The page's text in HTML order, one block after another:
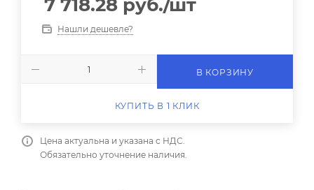
7 718.28 руб./шт
Нашли дешевле?
В КОРЗИНУ
КУПИТЬ В 1 КЛИК
Цена актуальна и указана с НДС.
Обязательно уточнение наличия.